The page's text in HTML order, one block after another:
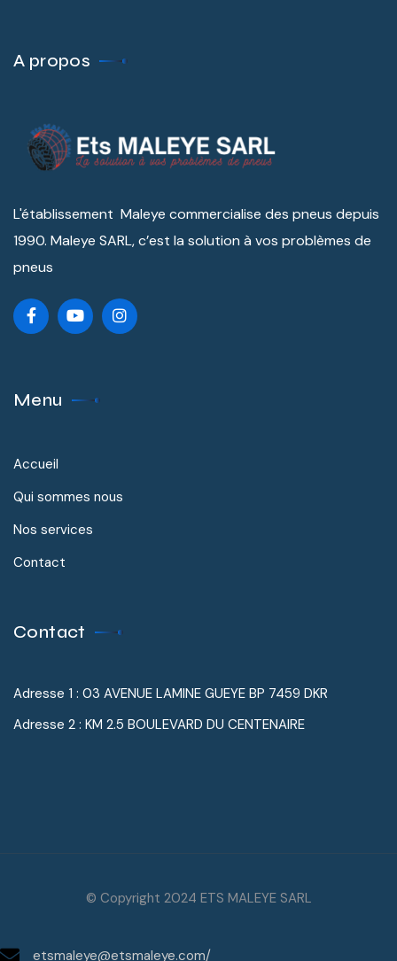
A propos
L'établissement Maleye commercialise des pneus depuis
1990. Maleye SARL, c’est la solution à vos problèmes de
pneus
Menu
Accueil
Qui sommes nous
Nos services
Contact
Contact
Adresse 1 : 03 AVENUE LAMINE GUEYE BP 7459 DKR
Adresse 2 : KM 2.5 BOULEVARD DU CENTENAIRE
© Copyright 2024 ETS MALEYE SARL
etsmaleye@etsmaleye.com/